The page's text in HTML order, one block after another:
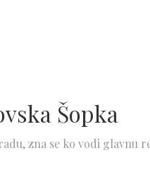
Šopka
zna se ko vodi glavnu